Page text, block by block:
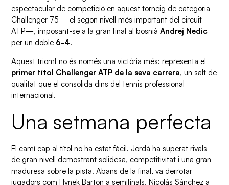
espectacular de competició en aquest torneig de categoria
Challenger 75 —el segon nivell més important del circuit
ATP—, imposant-se a la gran final al bosniàAndrej Nedic
per un doble 6-4.
Aquest triomf no és només una victòria més: representa el
primer títol Challenger ATP de la seva carrera, un salt de
qualitat que el consolida dins del tennis professional
internacional.
Una setmana perfecta
El camí cap al títol no ha estat fàcil. Jordà ha superat rivals
de gran nivell demostrant solidesa, competitivitat i una gran
maduresa sobre la pista. Abans de la final, va derrotar
jugadors com Hynek Barton a semifinals, Nicolás Sánchez a